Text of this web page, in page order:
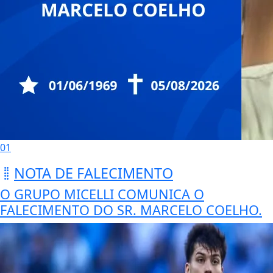
01
NOTA DE FALECIMENTO
O GRUPO MICELLI COMUNICA O
FALECIMENTO DO SR. MARCELO COELHO.